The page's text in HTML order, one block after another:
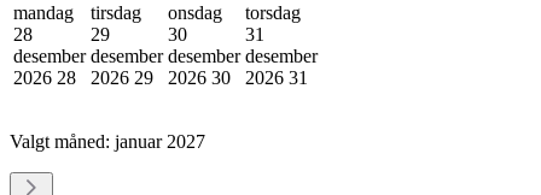
mandag
28
desember
2026 28
tirsdag
29
desember
2026 29
onsdag
30
desember
2026 30
torsdag
31
desember
2026 31
Valgt måned: januar 2027